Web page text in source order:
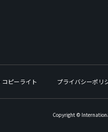
ピーライト プライバシーポリ
Copyright ©